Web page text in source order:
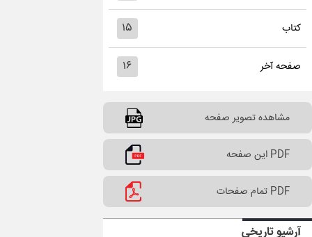
کتاب ۱۵
صفحه آخر ۱۶
مشاهده تصویر صفحه
PDF این صفحه
PDF تمام صفحات
آرشیو تاریخی